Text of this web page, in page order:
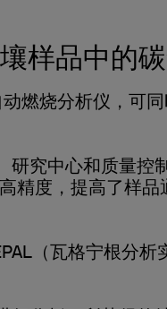
样品中的
燃烧分析仪，可
研究中心和质量控
精度，提高了样品
（瓦格宁根分析